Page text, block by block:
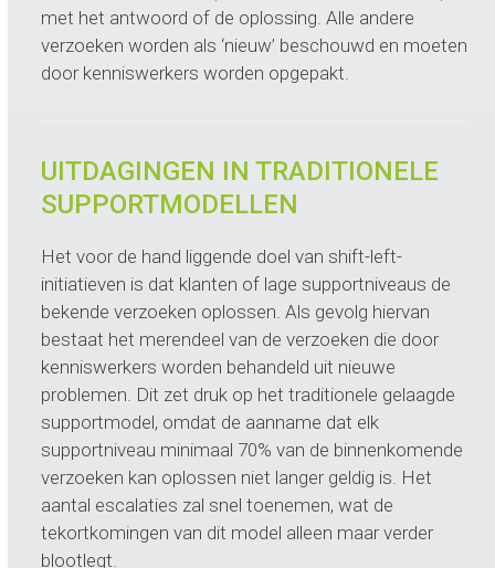
met het antwoord of de oplossing. Alle andere
verzoeken worden als ‘nieuw’ beschouwd en moeten
door kenniswerkers worden opgepakt.
UITDAGINGEN IN TRADITIONELE
SUPPORTMODELLEN
Het voor de hand liggende doel van shift-left-
initiatieven is dat klanten of lage supportniveaus de
bekende verzoeken oplossen. Als gevolg hiervan
bestaat het merendeel van de verzoeken die door
kenniswerkers worden behandeld uit nieuwe
problemen. Dit zet druk op het traditionele gelaagde
supportmodel, omdat de aanname dat elk
supportniveau minimaal 70% van de binnenkomende
verzoeken kan oplossen niet langer geldig is. Het
aantal escalaties zal snel toenemen, wat de
tekortkomingen van dit model alleen maar verder
blootlegt.